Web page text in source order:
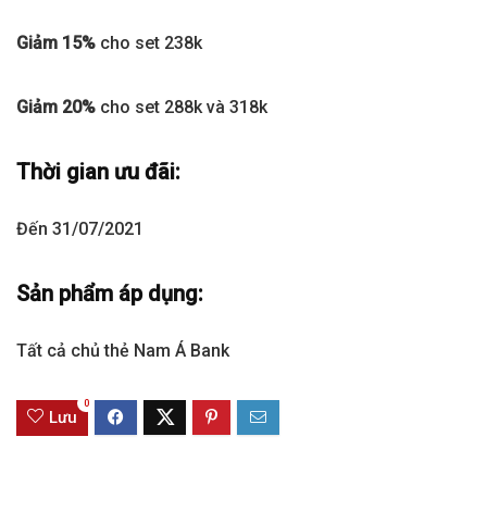
Giảm 15% cho set 238k
Giảm 20% cho set 288k và 318k
Thời gian ưu đãi:
Đến 31/07/2021
Sản phẩm áp dụng:
Tất cả chủ thẻ Nam Á Bank
Lưu
0